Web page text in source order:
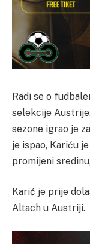
Radi se o
selekcije
sezone igrao je
je ispao, Kariću
promijeni
Karić je prije
Altach u Austriji.